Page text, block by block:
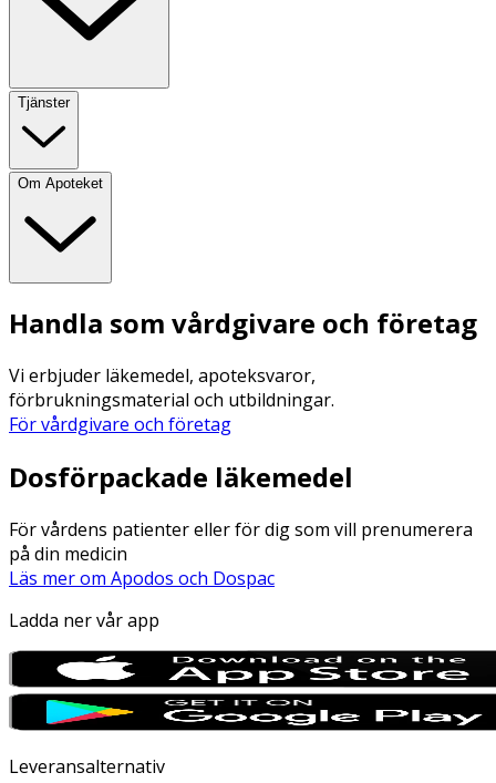
Tjänster
Om Apoteket
Handla som vårdgivare och företag
Vi erbjuder läkemedel, apoteksvaror,
förbrukningsmaterial och utbildningar.
För vårdgivare och företag
Dosförpackade läkemedel
För vårdens patienter eller för dig som vill prenumerera
på din medicin
Läs mer om Apodos och Dospac
Ladda ner vår app
Leveransalternativ